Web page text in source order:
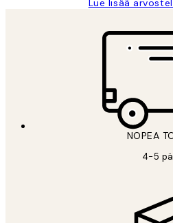
Lue lisää
NOPEA
4-5